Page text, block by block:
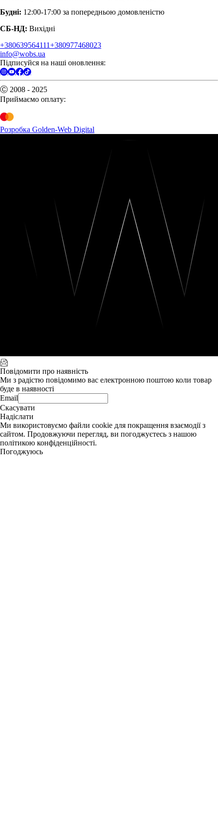
Будні: 12:00-17:00 за попередньою домовленістю
СБ-НД: Вихідні
+380639564111+380977468023
info@wobs.ua
Підписуйся на наші оновлення:
Ⓒ 2008 - 2025
Приймаємо оплату:
Розробка Golden-Web Digital
Повідомити про наявність
Ми з радістю повідомимо вас електронною поштою коли товар
буде в наявності
Email
Скасувати
Надіслати
Ми використовуємо файли cookie для покращення взаємодії з
сайтом. Продовжуючи перегляд, ви погоджуєтесь з нашою
політикою конфіденційності.
Погоджуюсь